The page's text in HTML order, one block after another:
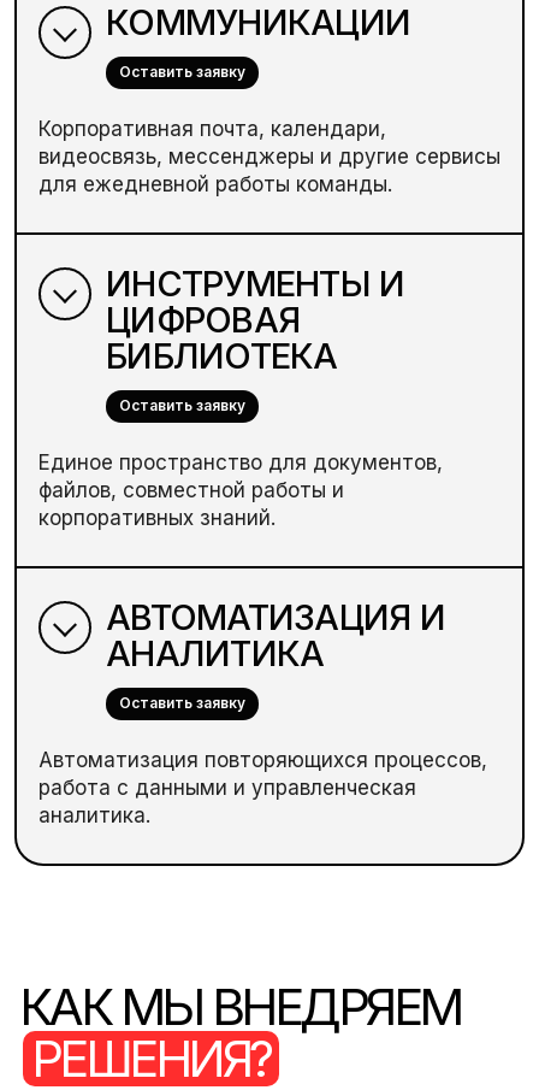
КОММУНИКАЦИИ
Оставить заявку
Корпоративная почта, календари,
видеосвязь, мессенджеры и другие сервисы
для ежедневной работы команды.
ИНСТРУМЕНТЫ И
ЦИФРОВАЯ
БИБЛИОТЕКА
Оставить заявку
Единое пространство для документов,
файлов, совместной работы и
корпоративных знаний.
АВТОМАТИЗАЦИЯ И
АНАЛИТИКА
Оставить заявку
Автоматизация повторяющихся процессов,
работа с данными и управленческая
аналитика.
КАК МЫ ВНЕДРЯЕМ
РЕШЕНИЯ?